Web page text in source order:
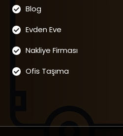
Blog
Evden Eve
Nakliye Firması
Ofis Taşıma